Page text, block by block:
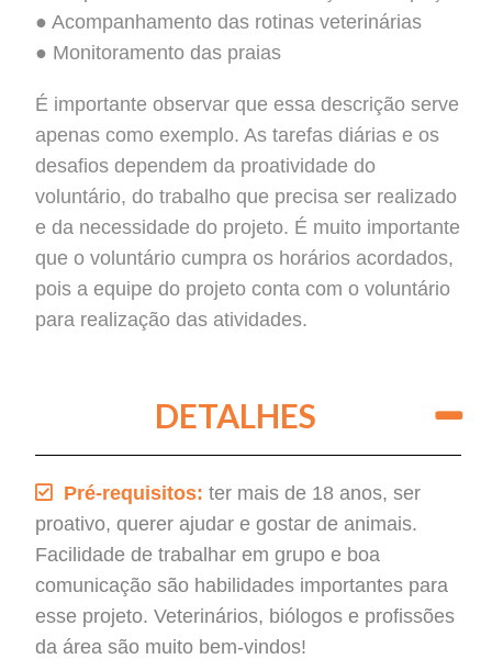
● Acompanhamento das rotinas veterinárias
● Monitoramento das praias
É importante observar que essa descrição serve
apenas como exemplo. As tarefas diárias e os
desafios dependem da proatividade do
voluntário, do trabalho que precisa ser realizado
e da necessidade do projeto. É muito importante
que o voluntário cumpra os horários acordados,
pois a equipe do projeto conta com o voluntário
para realização das atividades.
DETALHES
Pré-requisitos: ter mais de 18 anos, ser
proativo, querer ajudar e gostar de animais.
Facilidade de trabalhar em grupo e boa
comunicação são habilidades importantes para
esse projeto. Veterinários, biólogos e profissões
da área são muito bem-vindos!